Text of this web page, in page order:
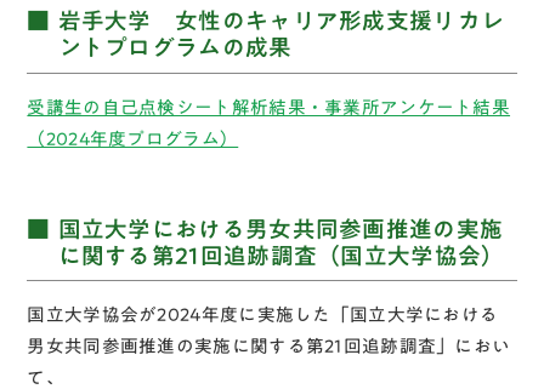
岩手大学 女性のキャリア形成支援リカレ
ントプログラムの成果
受講生の自己点検シート解析結果・事業所アンケート結果
（2024年度プログラム）
国立大学における男女共同参画推進の実施
に関する第21回追跡調査（国立大学協会）
国立大学協会が2024年度に実施した「国立大学における
男女共同参画推進の実施に関する第21回追跡調査」におい
て、